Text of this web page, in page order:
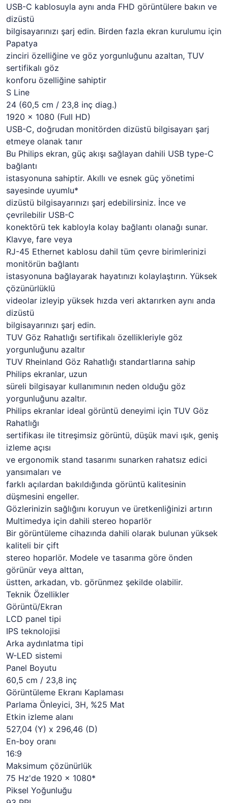
USB-C kablosuyla aynı anda FHD görüntülere bakın ve
dizüstü
bilgisayarınızı şarj edin. Birden fazla ekran kurulumu için
Papatya
zinciri özelliğine ve göz yorgunluğunu azaltan, TUV
sertifikalı göz
konforu özelliğine sahiptir
S Line
24 (60,5 cm / 23,8 inç diag.)
1920 x 1080 (Full HD)
USB-C, doğrudan monitörden dizüstü bilgisayarı şarj
etmeye olanak tanır
Bu Philips ekran, güç akışı sağlayan dahili USB type-C
bağlantı
istasyonuna sahiptir. Akıllı ve esnek güç yönetimi
sayesinde uyumlu*
dizüstü bilgisayarınızı şarj edebilirsiniz. İnce ve
çevrilebilir USB-C
konektörü tek kabloyla kolay bağlantı olanağı sunar.
Klavye, fare veya
RJ-45 Ethernet kablosu dahil tüm çevre birimlerinizi
monitörün bağlantı
istasyonuna bağlayarak hayatınızı kolaylaştırın. Yüksek
çözünürlüklü
videolar izleyip yüksek hızda veri aktarırken aynı anda
dizüstü
bilgisayarınızı şarj edin.
TUV Göz Rahatlığı sertifikalı özellikleriyle göz
yorgunluğunu azaltır
TUV Rheinland Göz Rahatlığı standartlarına sahip
Philips ekranlar, uzun
süreli bilgisayar kullanımının neden olduğu göz
yorgunluğunu azaltır.
Philips ekranlar ideal görüntü deneyimi için TUV Göz
Rahatlığı
sertifikası ile titreşimsiz görüntü, düşük mavi ışık, geniş
izleme açısı
ve ergonomik stand tasarımı sunarken rahatsız edici
yansımaları ve
farklı açılardan bakıldığında görüntü kalitesinin
düşmesini engeller.
Gözlerinizin sağlığını koruyun ve üretkenliğinizi artırın
Multimedya için dahili stereo hoparlör
Bir görüntüleme cihazında dahili olarak bulunan yüksek
kaliteli bir çift
stereo hoparlör. Modele ve tasarıma göre önden
görünür veya alttan,
üstten, arkadan, vb. görünmez şekilde olabilir.
Teknik Özellikler
Görüntü/Ekran
LCD panel tipi
IPS teknolojisi
Arka aydınlatma tipi
W-LED sistemi
Panel Boyutu
60,5 cm / 23,8 inç
Görüntüleme Ekranı Kaplaması
Parlama Önleyici, 3H, %25 Mat
Etkin izleme alanı
527,04 (Y) x 296,46 (D)
En-boy oranı
16:9
Maksimum çözünürlük
75 Hz'de 1920 x 1080*
Piksel Yoğunluğu